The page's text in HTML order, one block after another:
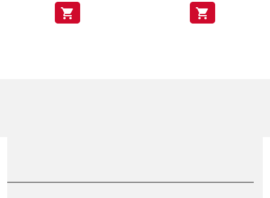
shopping_cart shopping_cart